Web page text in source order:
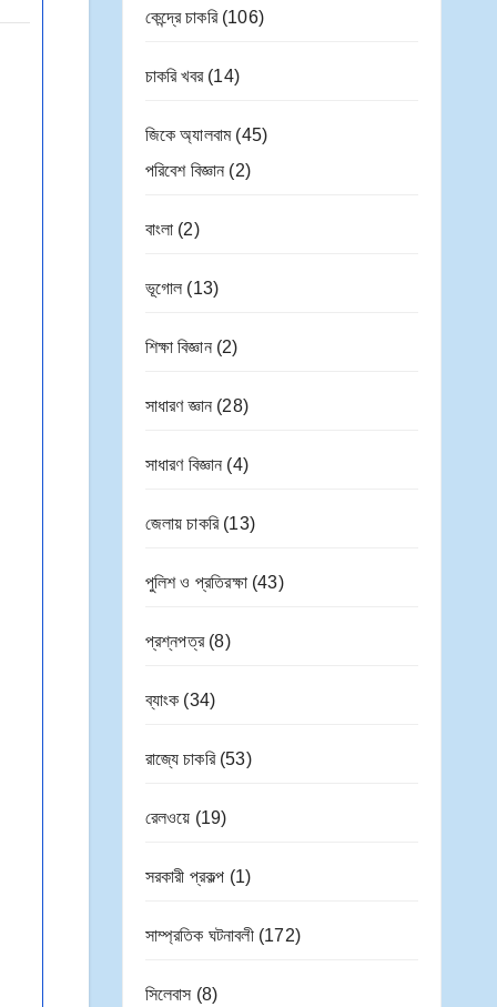
কেন্দ্রে চাকরি(106)
চাকরি খবর(14)
জিকে অ্যালবাম(45)
পরিবেশ বিজ্ঞান (2)
বাংলা(2)
ভূগোল (13)
শিক্ষা বিজ্ঞান(2)
সাধারণ জ্ঞান(28)
সাধারণ বিজ্ঞান (4)
জেলায় চাকরি(13)
পুলিশ ও প্রতিরক্ষা(43)
প্রশ্নপত্র(8)
ব্যাংক (34)
রাজ্যে চাকরি(53)
রেলওয়ে (19)
সরকারী প্রকল্প (1)
সাম্প্রতিক ঘটনাবলী(172)
সিলেবাস (8)